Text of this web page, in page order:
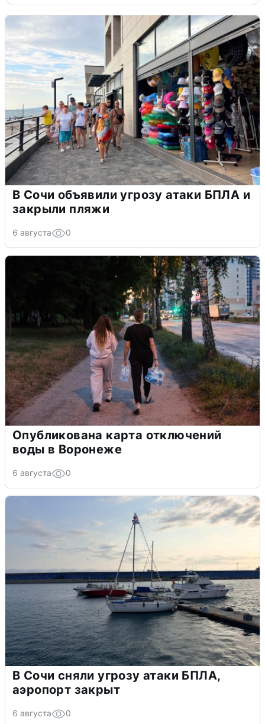
В Сочи объявили угрозу атаки БПЛА и
закрыли пляжи
6 августа 0
Опубликована карта отключений
воды в Воронеже
6 августа 0
В Сочи сняли угрозу атаки БПЛА,
аэропорт закрыт
6 августа 0